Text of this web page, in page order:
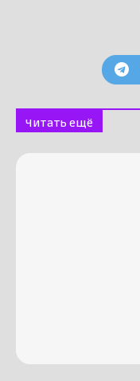
Читать ещё